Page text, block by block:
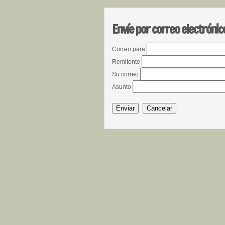
Envíe por correo
Correo para
Remitente
Su correo
Asunto
Enviar Cancelar